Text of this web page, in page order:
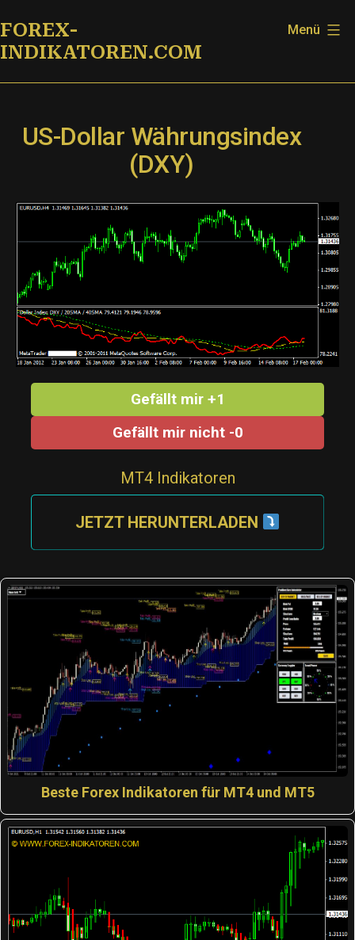
Inhalt
springen
FOREX-
INDIKATOREN.COM
Menü
US-Dollar Währungsindex
(DXY)
Gefällt mir +1
Gefällt mir nicht -0
MT4 Indikatoren
JETZT HERUNTERLADEN
Beste Forex Indikatoren für MT4 und MT5